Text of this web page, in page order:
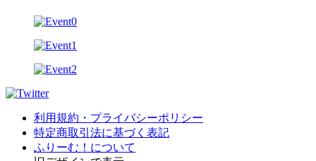
利用規約・プライバシーポリシー
特定商取引法に基づく表記
ふりーむ！について